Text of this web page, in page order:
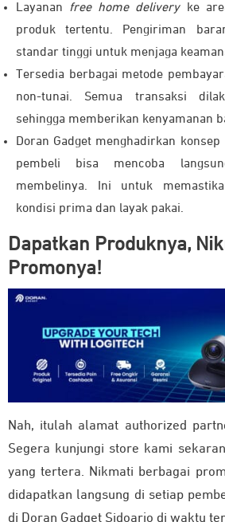
Layanan free home deliveryke
produk tertentu. Pengiriman
standar tinggi untuk menjaga
Tersedia berbagai metode
non-tunai. Semua transaksi
sehingga memberikan kenyamanan
Doran Gadget menghadirkan konsep
pembeli bisa mencoba
membelinya. Ini untuk
kondisi prima dan layak pakai.
Dapatkan Produknya,
Promonya!
Nah, itulah alamat authorized
Segera kunjungi store kami
yang tertera. Nikmati berbagai
didapatkan langsung di setiap
di Doran Gadget Sidoarjo di waktu